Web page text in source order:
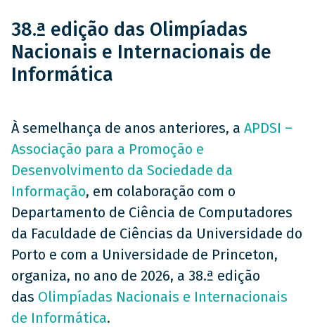
38.ª edição das Olimpíadas
Nacionais e Internacionais de
Informática
À semelhança de anos anteriores, a APDSI –
Associação para a Promoção e
Desenvolvimento da Sociedade da
Informação, em colaboração com o
Departamento de Ciência de Computadores
da Faculdade de Ciências da Universidade do
Porto e com a Universidade de Princeton,
organiza, no ano de 2026, a 38.ª edição
das Olimpíadas Nacionais e Internacionais
de Informática.